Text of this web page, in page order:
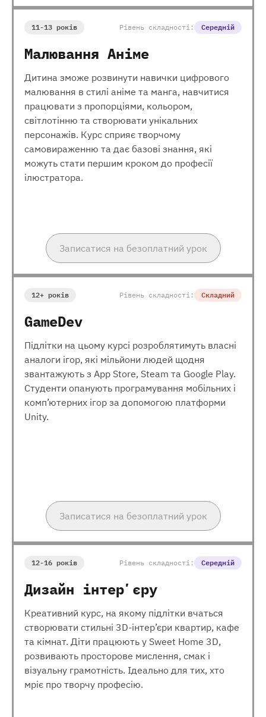
11-13 років Рівень складності: Середній
Малювання Аніме
Дитина зможе розвинути навички цифрового
малювання в стилі аніме та манга, навчитися
працювати з пропорціями, кольором,
світлотінню та створювати унікальних
персонажів. Курс сприяє творчому
самовираженню та дає базові знання, які
можуть стати першим кроком до професії
ілюстратора.
Записатися на безоплатний урок
12+ років Рівень складності: Складний
GameDev
Підлітки на цьому курсі розроблятимуть власні
аналоги ігор, які мільйони людей щодня
звантажують з App Store, Steam та Google Play.
Студенти опанують програмування мобільних і
комп’ютерних ігор за допомогою платформи
Unity.
Записатися на безоплатний урок
12-16 років Рівень складності: Середній
Дизайн інтерʼєру
Креативний курс, на якому підлітки вчаться
створювати стильні 3D-інтер’єри квартир, кафе
та кімнат. Діти працюють у Sweet Home 3D,
розвивають просторове мислення, смак і
візуальну грамотність. Ідеально для тих, хто
мріє про творчу професію.